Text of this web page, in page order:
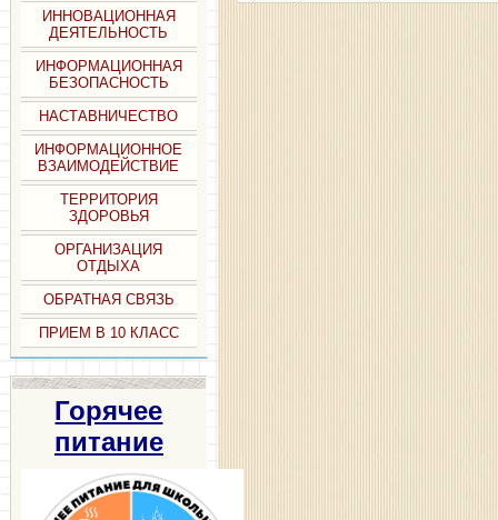
ИННОВАЦИОННАЯ
ДЕЯТЕЛЬНОСТЬ
ИНФОРМАЦИОННАЯ
БЕЗОПАСНОСТЬ
НАСТАВНИЧЕСТВО
ИНФОРМАЦИОННОЕ
ВЗАИМОДЕЙСТВИЕ
ТЕРРИТОРИЯ
ЗДОРОВЬЯ
ОРГАНИЗАЦИЯ
ОТДЫХА
ОБРАТНАЯ СВЯЗЬ
ПРИЕМ В 10 КЛАСС
Горячее
питание